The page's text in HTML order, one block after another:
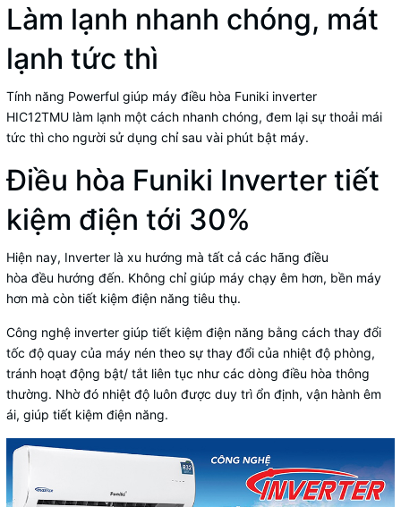
Làm lạnh nhanh chóng, mát
lạnh tức thì
Tính năng Powerful giúp máy điều hòa Funiki inverter
HIC12TMU làm lạnh một cách nhanh chóng, đem lại sự thoải mái
tức thì cho người sử dụng chỉ sau vài phút bật máy.
Điều hòa Funiki Inverter tiết
kiệm điện tới 30%
Hiện nay, Inverter là xu hướng mà tất cả các hãng điều
hòa đều hướng đến. Không chỉ giúp máy chạy êm hơn, bền máy
hơn mà còn tiết kiệm điện năng tiêu thụ.
Công nghệ inverter giúp tiết kiệm điện năng bằng cách thay đổi
tốc độ quay của máy nén theo sự thay đổi của nhiệt độ phòng,
tránh hoạt động bật/ tắt liên tục như các dòng điều hòa thông
thường. Nhờ đó nhiệt độ luôn được duy trì ổn định, vận hành êm
ái, giúp tiết kiệm điện năng.